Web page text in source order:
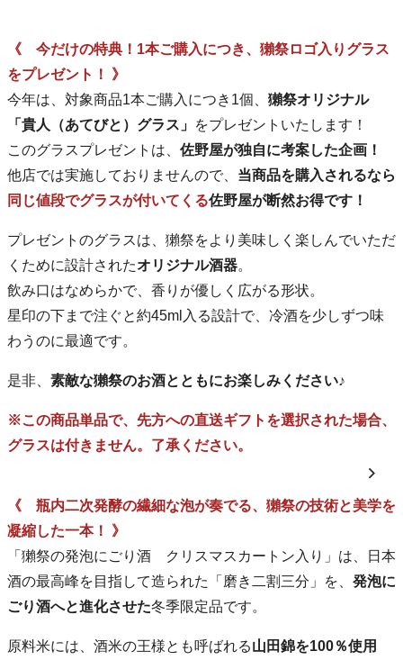
《 今だけの特典！1本ご購入につき、獺祭ロゴ入りグラス
をプレゼント！ 》
今年は、対象商品1本ご購入につき1個、 獺祭オリジナル
「貴人（あてびと）グラス」 をプレゼントいたします！
このグラスプレゼントは、 佐野屋が独自に考案した企画！
他店では実施しておりませんので、 当商品を購入されるなら
同じ値段でグラスが付いてくる佐野屋が断然お得です！
プレゼントのグラスは、獺祭をより美味しく楽しんでいただ
くために設計されたオリジナル酒器。
飲み口はなめらかで、香りが優しく広がる形状。
星印の下まで注ぐと約45ml入る設計で、冷酒を少しずつ味
わうのに最適です。
是非、 素敵な獺祭のお酒とともにお楽しみください♪
※この商品単品で、先方への直送ギフトを選択された場合、
グラスは付きません。了承ください。
《 瓶内二次発酵の繊細な泡が奏でる、獺祭の技術と美学を
凝縮した一本！ 》
「獺祭の発泡にごり酒 クリスマスカートン入り」は、日本
酒の最高峰を目指して造られた「磨き二割三分」を、 発泡に
ごり酒へと進化させた冬季限定品です。
原料米には、酒米の王様とも呼ばれる山田錦を100％使用